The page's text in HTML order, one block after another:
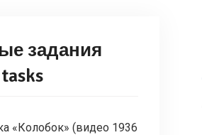
задания
«Колобок» (видео 1936